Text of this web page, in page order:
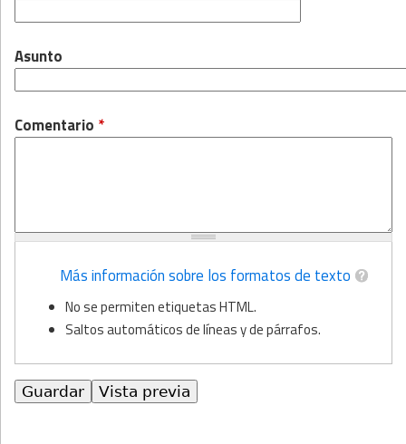
Asunto
Comentario *
Más información sobre los formatos de texto
No se permiten etiquetas HTML.
Saltos automáticos de líneas y de párrafos.